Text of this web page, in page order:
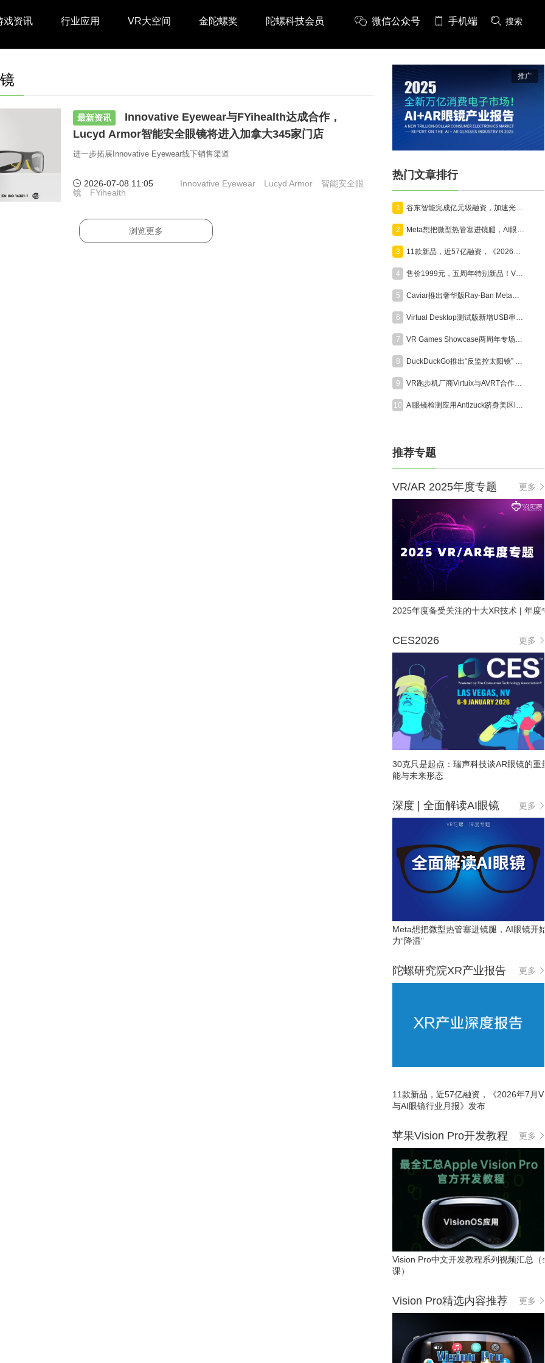
戏资讯 行业应用 VR大空间 金陀螺奖 陀螺科技会员 微信公众号 手机端 搜索
最新资讯
Innovative Eyewear与FYihealth达成合作，
Lucyd Armor智能安全眼镜将进入加拿大345家门店
进一步拓展Innovative Eyewear线下销售渠道
2026-07-08 11:05 Innovative Eyewear Lucyd Armor
智能安全眼
镜
FYihealth
浏览更多
推广
热门文章排行
1
2
3
4
5
6
7
8
9
10
推荐专题
VR/AR 2025年度专题 更多
2025年度备受关注的十大XR技术 | 年度
CES2026 更多
30克只是起点：瑞声科技谈AR眼镜的重
能与未来形态
深度 | 全面解读AI眼镜 更多
Meta想把微型热管塞进镜腿，AI眼镜开
力“降温”
陀螺研究院XR产业报告 更多
11款新品，近57亿融资，《2026年7月
与AI眼镜行业月报》发布
苹果Vision Pro开发教程 更多
Vision Pro中文开发教程系列视频汇总（
课）
Vision Pro精选内容推荐 更多